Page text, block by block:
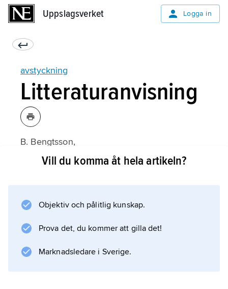
Uppslagsverket Logga in
avstyckning
Litteraturanvisning
B. Bengtsson,
Speciell fastighetsrätt
Vill du komma åt hela artikeln?
Objektiv och pålitlig kunskap.
Prova det, du kommer att gilla det!
Marknadsledare i Sverige.